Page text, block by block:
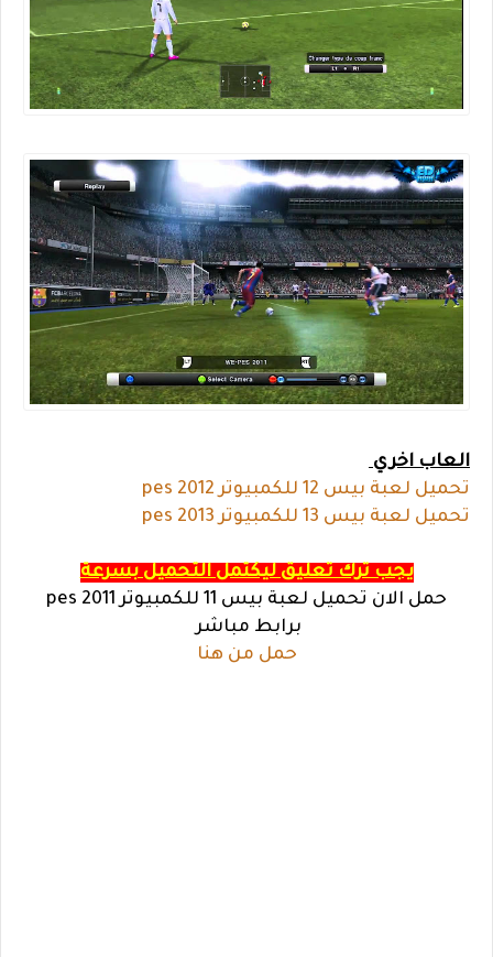
العاب اخري
تحميل لعبة بيس 12 للكمبيوتر pes 2012
تحميل لعبة بيس 13 للكمبيوتر pes 2013
يجب ترك تعليق ليكتمل التحميل بسرعة
حمل الان تحميل لعبة بيس 11 للكمبيوتر pes 2011
برابط مباشر
حمل من هنا